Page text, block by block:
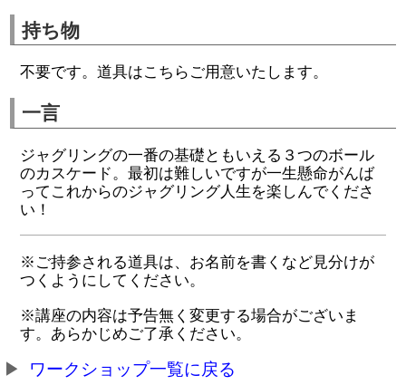
持ち物
不要です。道具はこちらご用意いたします。
一言
ジャグリングの一番の基礎ともいえる３つのボール
のカスケード。最初は難しいですが一生懸命がんば
ってこれからのジャグリング人生を楽しんでくださ
い！
※ご持参される道具は、お名前を書くなど見分けが
つくようにしてください。
※講座の内容は予告無く変更する場合がございま
す。あらかじめご了承ください。
ワークショップ一覧に戻る